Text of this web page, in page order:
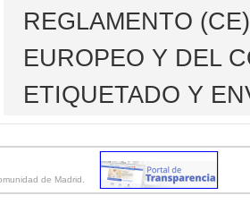
REGLAMENTO
EUROPEO Y DEL
ETIQUETADO Y
de Madrid.